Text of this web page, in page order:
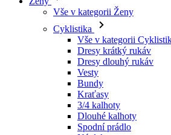
Dresy dlouhý rukáv
Vesty
Bundy
Kraťasy
3/4 kalhoty
Dlouhé kalhoty
Spodní prádlo
Návleky
Čepice
Rukavice
Ponožky
Doplňky